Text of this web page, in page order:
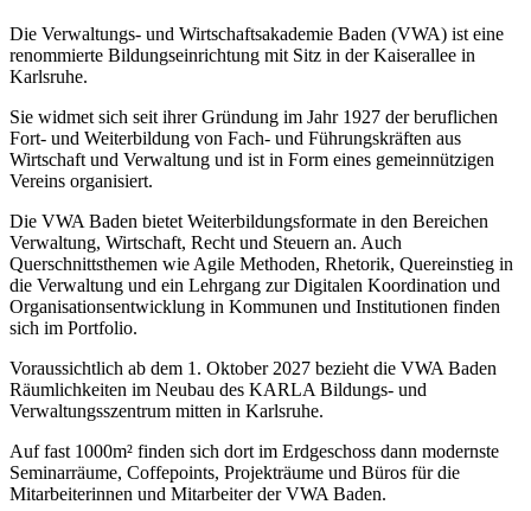
Die Verwaltungs- und Wirtschaftsakademie Baden (VWA) ist eine
renommierte Bildungseinrichtung mit Sitz in der Kaiserallee in
Karlsruhe.
Sie widmet sich seit ihrer Gründung im Jahr 1927 der beruflichen
Fort- und Weiterbildung von Fach- und Führungskräften aus
Wirtschaft und Verwaltung und ist in Form eines gemeinnützigen
Vereins organisiert.
Die VWA Baden bietet Weiterbildungsformate in den Bereichen
Verwaltung, Wirtschaft, Recht und Steuern an. Auch
Querschnittsthemen wie Agile Methoden, Rhetorik, Quereinstieg in
die Verwaltung und ein Lehrgang zur Digitalen Koordination und
Organisationsentwicklung in Kommunen und Institutionen finden
sich im Portfolio.
Voraussichtlich ab dem 1. Oktober 2027 bezieht die VWA Baden
Räumlichkeiten im Neubau des KARLA Bildungs- und
Verwaltungsszentrum mitten in Karlsruhe.
Auf fast 1000m² finden sich dort im Erdgeschoss dann modernste
Seminarräume, Coffepoints, Projekträume und Büros für die
Mitarbeiterinnen und Mitarbeiter der VWA Baden.